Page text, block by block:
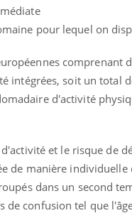
pour lequel on
comprenant
intégrées, soit un total
d'activité
et le risque de
de manière
dans un second
de confusion tel que
:
son